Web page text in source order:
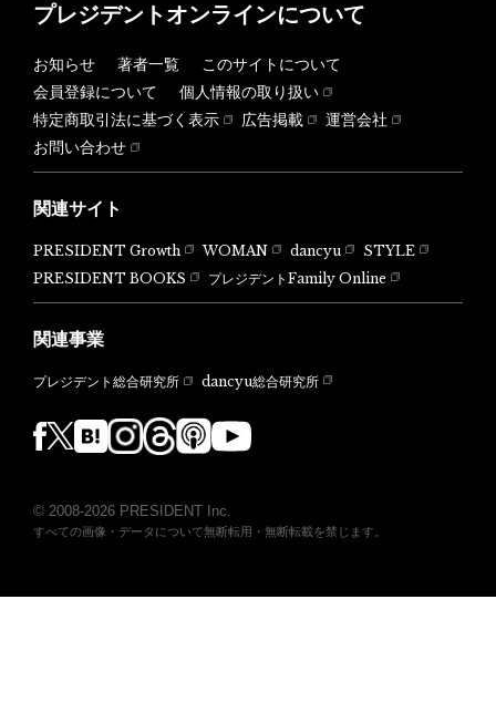
プレジデントオンラインについて
お知らせ 著者一覧
このサイトについて
会員登録について
個人情報の取り扱い
特定商取引法に基づく表示
広告掲載
運営会社
お問い合わせ
関連サイト
PRESIDENT Growth WOMAN dancyu
STYLE
PRESIDENT BOOKS
プレジデントFamily Online
関連事業
プレジデント総合研究所 dancyu総合研究所
© 2008-2026 PRESIDENT Inc.
すべての画像・データについて無断転用・無断転載を禁じます。